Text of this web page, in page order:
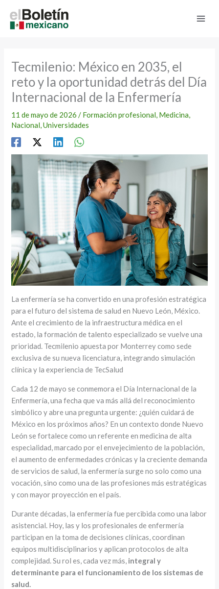
contenido
Tecmilenio: México en 2035, el
reto y la oportunidad detrás del Día
Internacional de la Enfermería
11 de mayo de 2026/ Formación profesional, Medicina,
Nacional,Universidades
La enfermería se ha convertido en una profesión estratégica
para el futuro del sistema de salud en Nuevo León, México.
Ante el crecimiento de la infraestructura médica en el
estado, la formación de talento especializado se vuelve una
prioridad. Tecmilenio apuesta por Monterrey como sede
exclusiva de su nueva licenciatura, integrando simulación
clínica y la experiencia de TecSalud
Cada 12 de mayo se conmemora el Día Internacional de la
Enfermería, una fecha que va más allá del reconocimiento
simbólico y abre una pregunta urgente: ¿quién cuidará de
México en los próximos años? En un contexto donde Nuevo
León se fortalece como un referente en medicina de alta
especialidad, marcado por el envejecimiento de la población,
el aumento de enfermedades crónicas y la creciente demanda
de servicios de salud, la enfermería surge no solo como una
vocación, sino como una de las profesiones más estratégicas
y con mayor proyección en el país.
Durante décadas, la enfermería fue percibida como una labor
asistencial. Hoy, las y los profesionales de enfermería
participan en la toma de decisiones clínicas, coordinan
equipos multidisciplinarios y aplican protocolos de alta
complejidad. Su rol es, cada vez más, integral y
determinante para el funcionamiento de los sistemas de
salud.